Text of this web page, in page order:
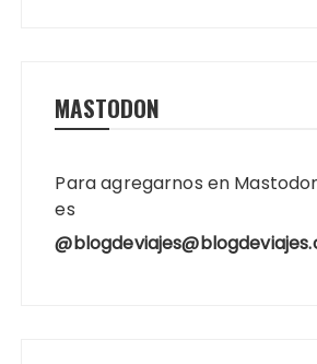
MASTODON
Para agregarnos en
es